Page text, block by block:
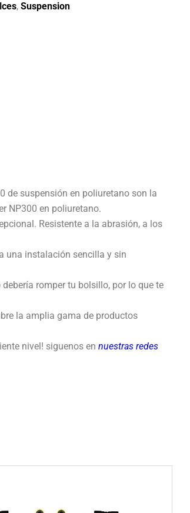
,Suspension
de suspensión en poliuretano son la
NP300 en poliuretano.
Resistente a la abrasión, a los
una instalación sencilla y sin
romper tu bolsillo, por lo que te
la amplia gama de productos
nivel! siguenos en nuestras redes